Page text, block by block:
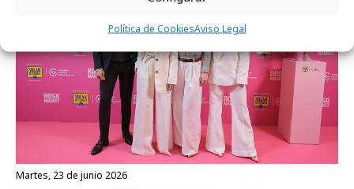
Política de CookiesAviso Legal
martes, 23 de junio 2026